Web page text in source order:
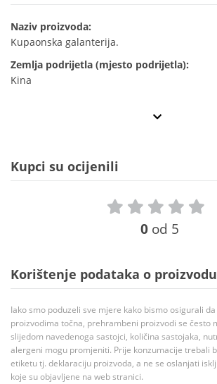
Naziv proizvoda:
Kupaonska galanterija.
Zemlja podrijetla (mjesto podrijetla):
Kina
Kupci su ocijenili
0 od 5
Korištenje podataka o proizvodu
Iako smo poduzeli sve mjere kako bismo osigurali
proizvodima točna, prehrambeni proizvodi se često
slijedom navedenoga sastojci, količina sastojaka,
alergeni mogu promjeniti. Prije konzumacije trebali
etiketu tj. deklaraciju proizvoda, a ne se oslanjati
koje su objavljene na web stranici.